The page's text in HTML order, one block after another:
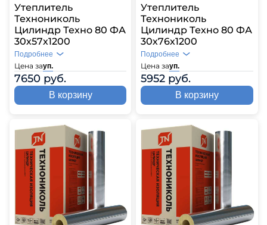
Утеплитель
Технониколь
Цилиндр Техно 80 ФА
30х57х1200
Цена зауп.
7650 руб.
Подробнее
В корзину
Утеплитель
Технониколь
Цилиндр Техно 80 ФА
30х76х1200
Цена зауп.
5952 руб.
Подробнее
В корзину